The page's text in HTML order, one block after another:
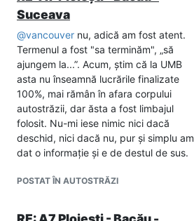
Suceava
@vancouver nu, adică am fost atent.
Termenul a fost "sa terminăm", „să
ajungem la...”. Acum, știm că la UMB
asta nu înseamnă lucrările finalizate
100%, mai rămân în afara corpului
autostrăzii, dar ăsta a fost limbajul
folosit. Nu-mi iese nimic nici dacă
deschid, nici dacă nu, pur și simplu am
dat o informație și e de destul de sus.
POSTAT ÎN AUTOSTRĂZI